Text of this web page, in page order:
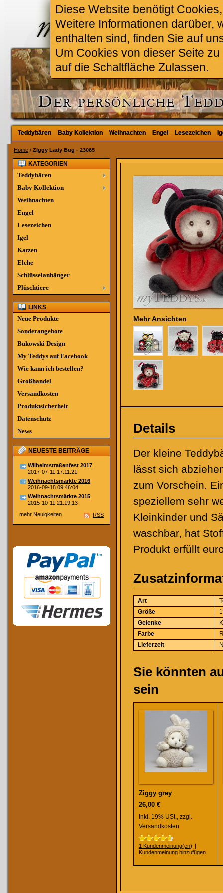
Teddybären Baby Kollektion Weihnachten Engel Lesezeichen
Teddybären Baby Kollektion Weihnachten Engel Lesezeichen
Home / Ziggy Lady Bug - 23085
Mehr Ansichten
Details
Der kleine
lässt sich
zum Vorschein.
speziellem sehr
Kleinkinder und
waschbar, hat
Produkt erfüllt
Art
Größe
Gelenke
Farbe
Lieferzeit
Sie könnten
sein
Ziggy grey
26,00 €
Inkl. 19% USt., zzgl.
Versandkosten
1 Kundenmeinung(en) |
Kundenmeinung hinzufügen
KATEGORIEN
Teddybären
Baby Kollektion
Weihnachten
Engel
Lesezeichen
Igel
Katzen
Elche
Schlüsselanhänger
Plüschtiere
LINKS
Neue Produkte
Sonderangebote
Bukowski Design
My Teddys auf Facebook
Wie kann ich bestellen?
Großhandel
Versandkosten
Produktsicherheit
Datenschutz
News
NEUESTE BEITRÄGE
Wilhelmstraßenfest 2017
2017-07-11 17:11:21
Weihnachtsmärkte 2016
2016-09-18 09:46:04
Weihnachtsmärkte 2015
2015-10-11 21:19:13
mehr Neuigkeiten
RSS
Diese Website benötigt
Weitere Informationen darüber,
enthalten sind, finden Sie auf
Um Cookies von dieser Seite
auf die Schaltfläche Zulassen.